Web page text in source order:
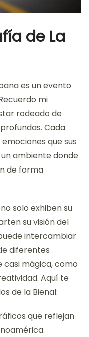
de La
es un evento
mi
rodeado de
Cada
que sus
ambiente donde
de forma
solo exhiben su
su visión del
intercambiar
diferentes
casi mágica, como
Aquí te
de la Bienal:
que reflejan